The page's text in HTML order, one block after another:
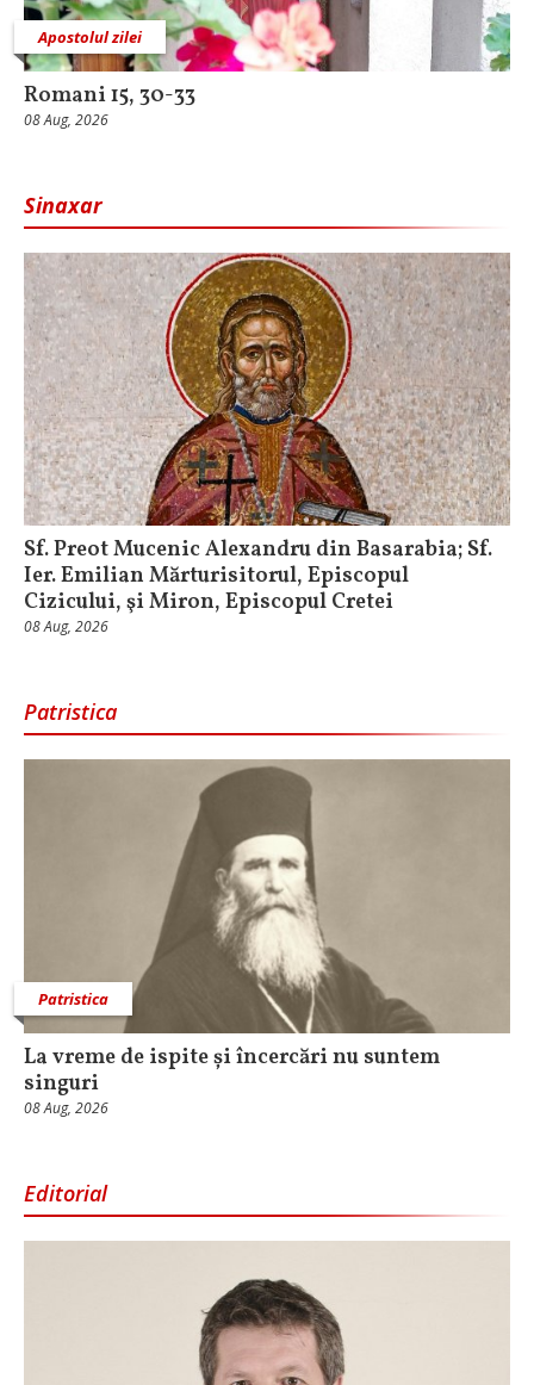
Apostolul zilei
Romani 15, 30-33
08 Aug, 2026
Sinaxar
Sf. Preot Mucenic Alexandru din Basarabia; Sf.
Ier. Emilian Mărturisitorul, Episcopul
Cizicului, şi Miron, Episcopul Cretei
08 Aug, 2026
Patristica
Patristica
La vreme de ispite și încercări nu suntem
singuri
08 Aug, 2026
Editorial